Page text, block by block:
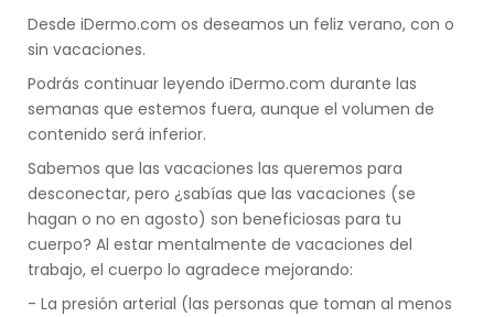
Desde iDermo.com os deseamos un feliz verano, con o
sin vacaciones.
Podrás continuar leyendo iDermo.com durante las
semanas que estemos fuera, aunque el volumen de
contenido será inferior.
Sabemos que las vacaciones las queremos para
desconectar, pero ¿sabías que las vacaciones (se
hagan o no en agosto) son beneficiosas para tu
cuerpo? Al estar mentalmente de vacaciones del
trabajo, el cuerpo lo agradece mejorando:
- La presión arterial (las personas que toman al menos